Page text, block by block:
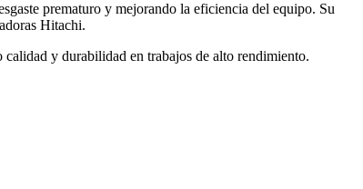
prematuro y mejorando la eficiencia del equipo. Su
Hitachi.
calidad y durabilidad en trabajos de alto rendimiento.